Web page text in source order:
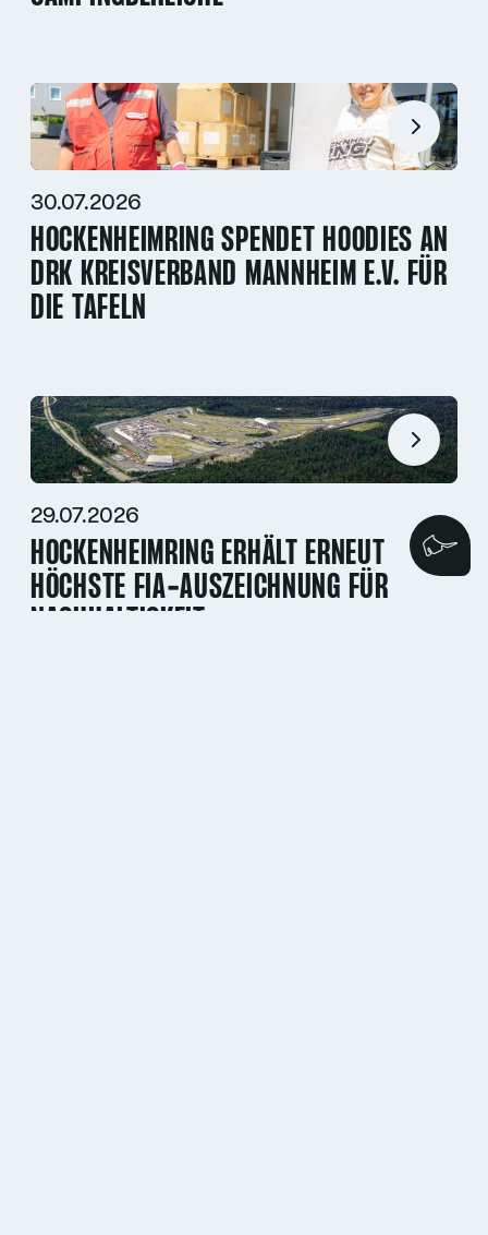
30.07.2026
HOCKENHEIMRING SPENDET HOODIES AN
DRK KREISVERBAND MANNHEIM E.V. FÜR
DIE TAFELN
29.07.2026
HOCKENHEIMRING ERHÄLT ERNEUT
HÖCHSTE FIA-AUSZEICHNUNG FÜR
NACHHALTIGKEIT